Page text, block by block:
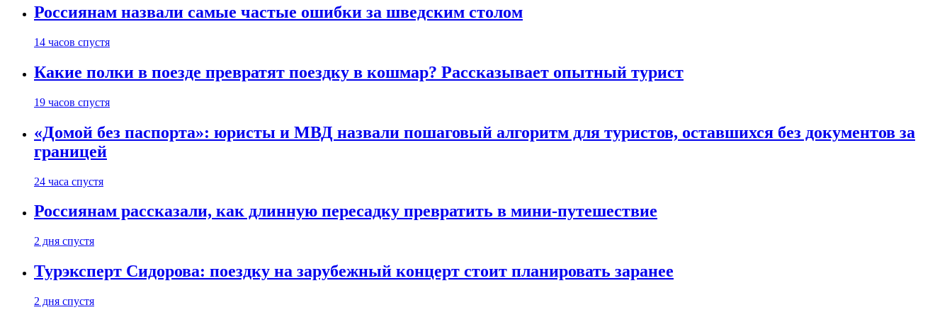
Россиянам назвали самые частые ошибки за шведским столом
14 часов спустя
Какие полки в поезде превратят поездку в кошмар? Рассказывает опытный турист
19 часов спустя
«Домой без паспорта»: юристы и МВД назвали пошаговый алгоритм для туристов, оставшихся без документов за
границей
24 часа спустя
Россиянам рассказали, как длинную пересадку превратить в мини-путешествие
2 дня спустя
Турэксперт Сидорова: поездку на зарубежный концерт стоит планировать заранее
2 дня спустя